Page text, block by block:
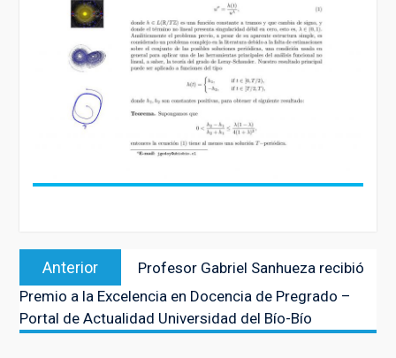
Navegación
entradas
Anterior
Entrada
anterior:
Profesor Gabriel Sanhueza recibió
Premio a la Excelencia en Docencia de Pregrado –
Portal de Actualidad Universidad del Bío-Bío